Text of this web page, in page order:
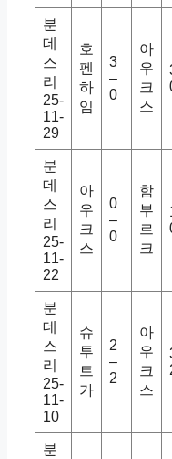
분
데
스
리
25-
11-
29
호
펜
하
임
3
–
0
아
우
크
스
분
데
스
리
25-
11-
22
아
우
크
스
0
–
0
함
부
르
크
분
데
스
리
25-
11-
10
슈
투
트
가
2
–
2
아
우
크
스
분